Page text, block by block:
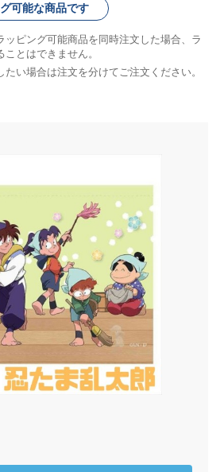
可能な商品です
ッピング可能商品を同時注文した場合、ラ
とはできません。
い場合は注文を分けてご注文ください。